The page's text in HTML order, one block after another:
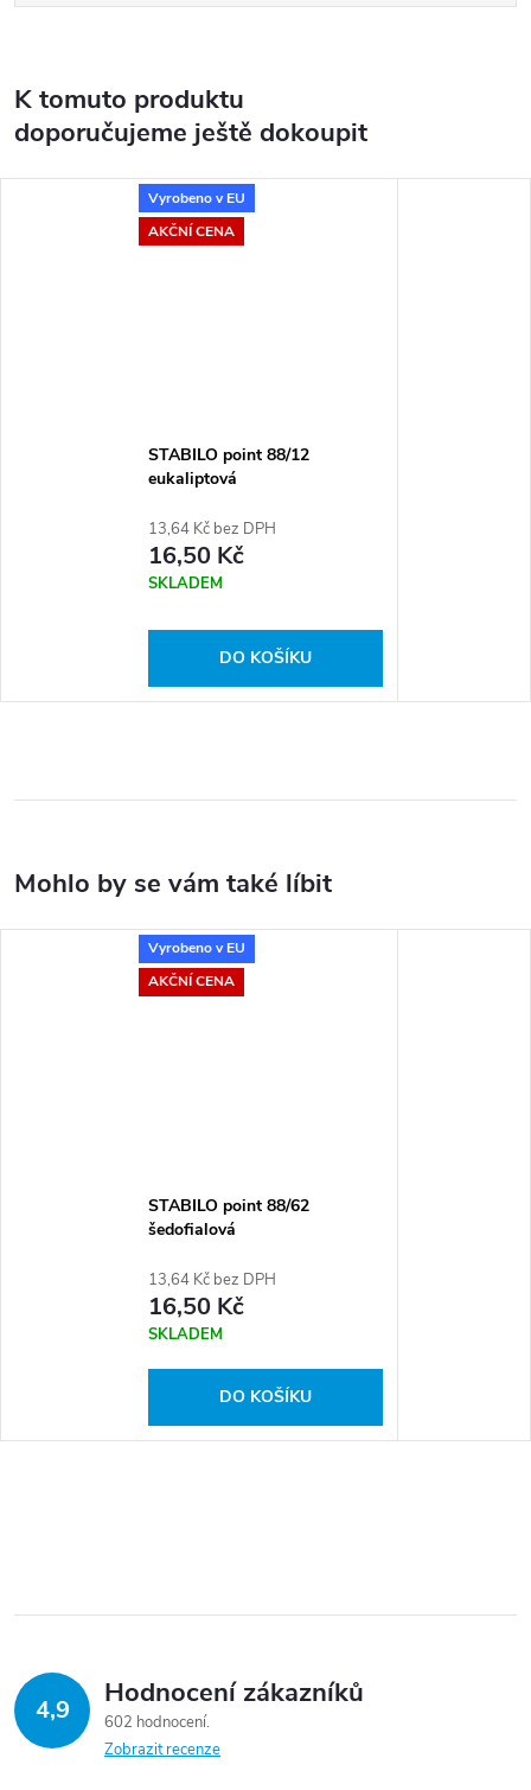
K tomuto produktu
doporučujeme ještě dokoupit
Vyrobeno v EU
AKČNÍ CENA
STABILO point 88/12
eukaliptová
13,64 Kč bez DPH
16,50 Kč
SKLADEM
DO KOŠÍKU
Vyrobeno v EU
AKČNÍ CENA
STABILO point 88/62
šedofialová
13,64 Kč bez DPH
16,50 Kč
SKLADEM
DO KOŠÍKU
4,9 Hodnocení zákazníků
602 hodnocení
Zobrazit recenze